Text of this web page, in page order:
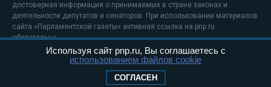
достоверная информация о принимаемых в стране законах и
деятельности депутатов и сенаторов. При использовании материалов
сайта «Парламентской газеты» активная ссылка на pnp.ru
обязательна.
На информационном ресурсе применяютсярекомендательные
Положение о защите персональных данных
Используя сайт pnp.ru, Вы соглашаетесь с
использованием файлов cookie
СОГЛАСЕН